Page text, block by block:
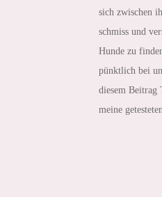
sich zwischen
schmiss und
Hunde zu
pünktlich bei
diesem Beitrag
meine